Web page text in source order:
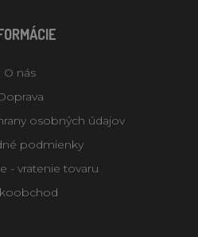
O nás
osobných údajov
podmienky
- vratenie tovaru